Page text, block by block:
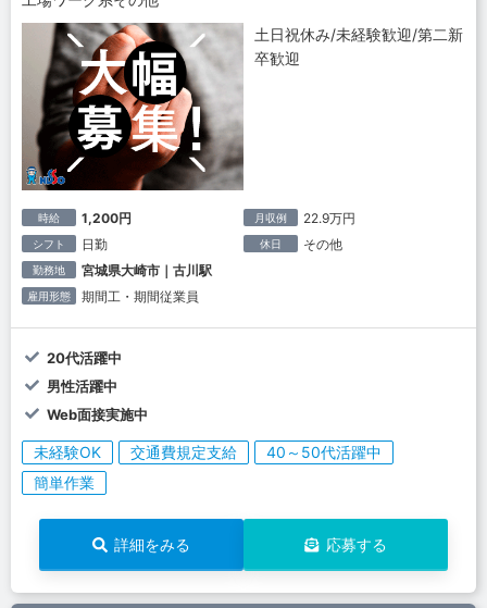
土日祝休み/未経験歓迎/第二新
卒歓迎
時給 1,200円 月収例 22.9万円
シフト 日勤 休日 その他
勤務地 宮城県大崎市｜古川駅
雇用形態 期間工・期間従業員
20代活躍中
男性活躍中
Web面接実施中
未経験OK 交通費規定支給
40～50代活躍中
簡単作業
詳細をみる 応募する